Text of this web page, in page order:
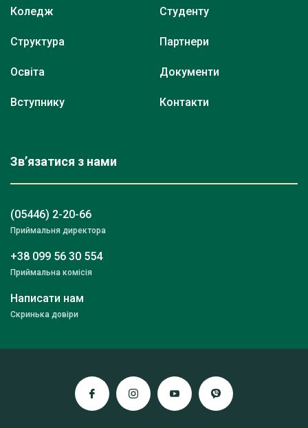
Коледж
Структура
Освіта
Вступнику
Студенту
Партнери
Документи
Контакти
Зв’язатися з нами
(05446) 2-20-66
Приймальня директора
+38 099 56 30 554
Приймальна комісія
Написати нам
Скринька довіри